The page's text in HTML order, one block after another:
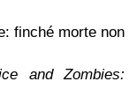
finché morte non
and Zombies: